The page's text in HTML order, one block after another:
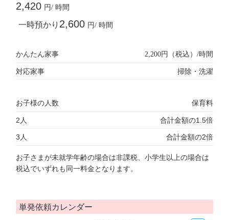
2,420 円/ 時間
一時預かり 2,600 円/ 時間
かんたん家事 2,200円（税込）/時間
対応家事 掃除・洗濯
お子様の人数 保育料
2人 合計金額の1.5倍
3人 合計金額の2倍
お子さまが未就学年齢の場合は非課税、小学生以上の場合は
税込でいずれも同一料金となります。
単発依頼カレンダー